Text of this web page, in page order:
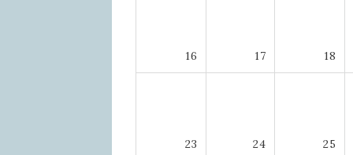
16 17 18
23 24 25